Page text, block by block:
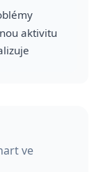
aktivitu
ve